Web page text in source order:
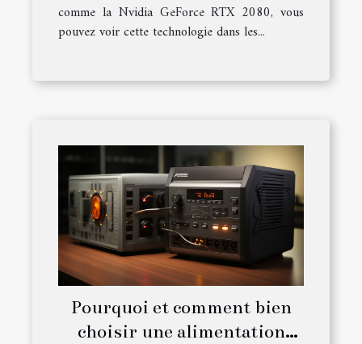
comme la Nvidia GeForce RTX 2080, vous
pouvez voir cette technologie dans les...
Pourquoi et comment bien
choisir une alimentation